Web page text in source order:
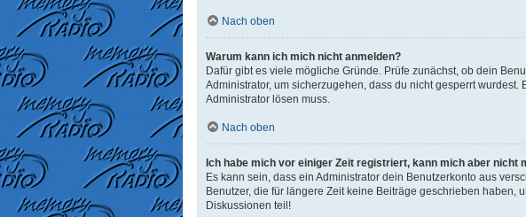
Nach oben
Warum kann ich mich nicht anmelden?
Dafür gibt es viele mögliche Gründe. Prüfe zunächst, ob dein
Administrator, um sicherzugehen, dass du nicht gesperrt
Administrator lösen muss.
Nach oben
Ich habe mich vor einiger Zeit registriert, kann mich aber nicht
Es kann sein, dass ein Administrator dein Benutzerkonto aus
Benutzer, die für längere Zeit keine Beiträge geschrieben
Diskussionen teil!